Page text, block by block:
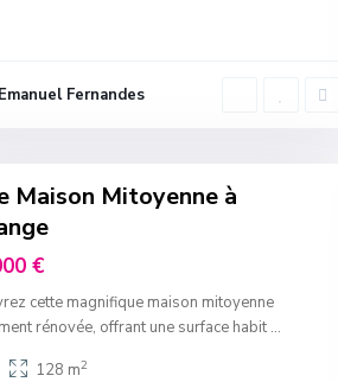
Emanuel Fernandes
Maison Mitoyenne à
€
cette magnifique maison mitoyenne
rénovée, offrant une surface habit ...
128 m2